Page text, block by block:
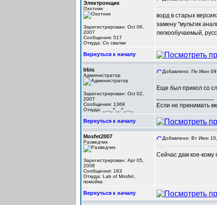
Электронщик
Охотник
Зарегистрирован: Oct 06,
2007
Сообщения: 517
Откуда: Со свалки
ворд в старых
замену "мультик
легкообучаемый,
Вернуться к началу
Irbis
Администратор
Зарегистрирован: Oct 02,
2007
Сообщения: 1369
Откуда: _,,,_^._.^_,,,_
Добавлено: Пн Июн
Еще был прикол со
Если не принимать
Вернуться к началу
Mosfet2007
Разведчик
Зарегистрирован: Apr 05,
2008
Сообщения: 183
Откуда: Lab of Mosfet,
помойка
Добавлено: Вт Июн
Сейчас дам кое-кому
Вернуться к началу